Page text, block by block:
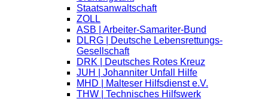
Staatsanwaltschaft
ZOLL
ASB | Arbeiter-Samariter-Bund
DLRG | Deutsche Lebensrettungs-
Gesellschaft
DRK | Deutsches Rotes Kreuz
JUH | Johanniter Unfall Hilfe
MHD | Malteser Hilfsdienst e.V.
THW | Technisches Hilfswerk